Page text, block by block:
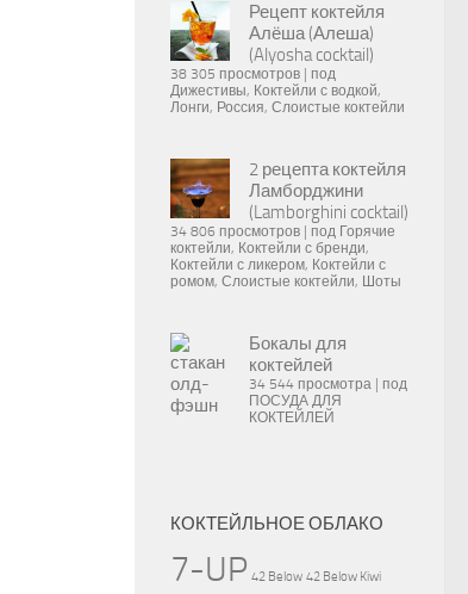
Рецепт коктейля
Алёша (Алеша)
(Alyosha cocktail)
38 305 просмотров
под
Дижестивы, Коктейли с водкой,
Лонги, Россия, Слоистые коктейли
2 рецепта коктейля
Ламборджини
(Lamborghini cocktail)
34 806 просмотров под Горячие
коктейли, Коктейли с бренди,
Коктейли с ликером, Коктейли с
ромом, Слоистые коктейли, Шоты
Бокалы для
коктейлей
34 544 просмотра
под
ПОСУДА ДЛЯ
КОКТЕЙЛЕЙ
КОКТЕЙЛЬНОЕ ОБЛАКО
7-UP 42 Below 42 Below Kiwi